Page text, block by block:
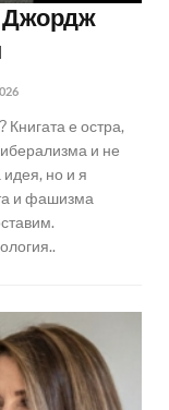
Джордж
Книгата е остра,
и не
но и я
и фашизма